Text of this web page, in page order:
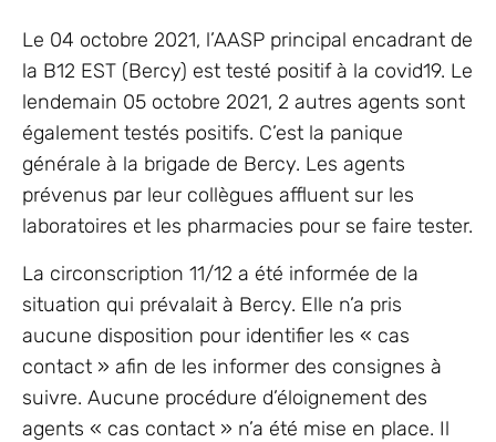
Le 04 octobre 2021, l’AASP principal encadrant de
la B12 EST (Bercy) est testé positif à la covid19. Le
lendemain 05 octobre 2021, 2 autres agents sont
également testés positifs. C’est la panique
générale à la brigade de Bercy. Les agents
prévenus par leur collègues affluent sur les
laboratoires et les pharmacies pour se faire tester.
La circonscription 11/12 a été informée de la
situation qui prévalait à Bercy. Elle n’a pris
aucune disposition pour identifier les « cas
contact » afin de les informer des consignes à
suivre. Aucune procédure d’éloignement des
agents « cas contact » n’a été mise en place. Il